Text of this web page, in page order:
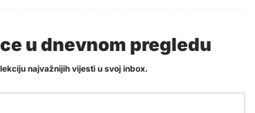
u dnevnom pregledu
najvažnijih vijesti u svoj inbox.